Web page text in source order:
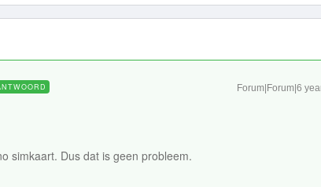
Forum|Forum|6
simkaart. Dus dat is geen probleem.